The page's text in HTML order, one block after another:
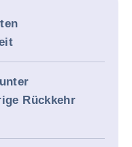
Rückkehr